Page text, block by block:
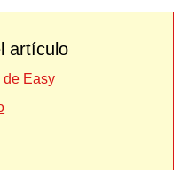
artículo
de Easy